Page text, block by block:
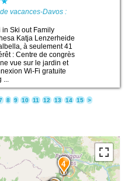
vacances-Davos :
in Ski out Family
Katja Lenzerheide
à seulement 41
: Centre de congrès
vue sur le jardin et
Wi-Fi gratuite
...
8 9 10 11 12 13 14 15 >
4